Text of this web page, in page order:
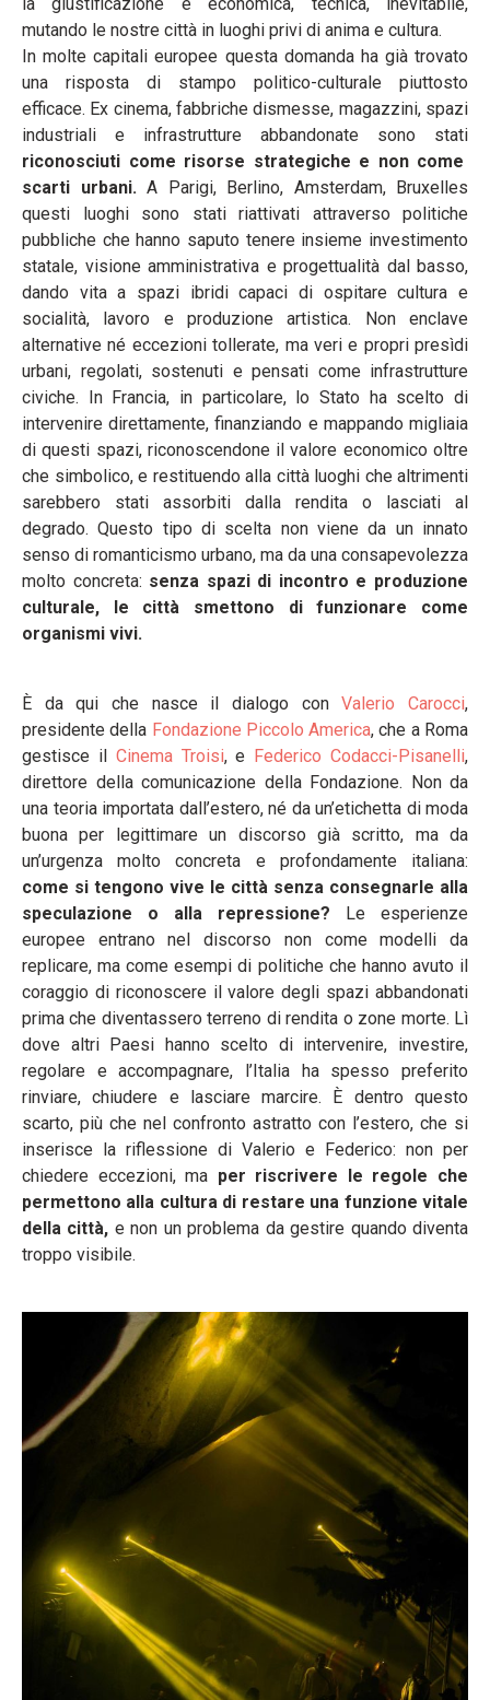
mutando le nostre città in luoghi privi di anima e cultura.
In molte capitali europee questa domanda ha già trovato
una risposta di stampo politico-culturale piuttosto
efficace. Ex cinema, fabbriche dismesse, magazzini, spazi
industriali e infrastrutture abbandonate sono stati
riconosciuti come risorse strategiche e non come
scarti urbani. A Parigi, Berlino, Amsterdam, Bruxelles
questi luoghi sono stati riattivati attraverso politiche
pubbliche che hanno saputo tenere insieme investimento
statale, visione amministrativa e progettualità dal basso,
dando vita a spazi ibridi capaci di ospitare cultura e
socialità, lavoro e produzione artistica. Non enclave
alternative né eccezioni tollerate, ma veri e propri presìdi
urbani, regolati, sostenuti e pensati come infrastrutture
civiche. In Francia, in particolare, lo Stato ha scelto di
intervenire direttamente, finanziando e mappando migliaia
di questi spazi, riconoscendone il valore economico oltre
che simbolico, e restituendo alla città luoghi che altrimenti
sarebbero stati assorbiti dalla rendita o lasciati al
degrado. Questo tipo di scelta non viene da un innato
senso di romanticismo urbano, ma da una consapevolezza
molto concreta: senza spazi di incontro e produzione
culturale, le città smettono di funzionare come
organismi vivi.
È da qui che nasce il dialogo conValerio Carocci,
presidente della Fondazione Piccolo America, che a Roma
gestisce il Cinema Troisi, e Federico Codacci-Pisanelli,
direttore della comunicazione della Fondazione. Non da
una teoria importata dall’estero, né da un’etichetta di moda
buona per legittimare un discorso già scritto, ma da
un’urgenza molto concreta e profondamente italiana:
come si tengono vive le città senza consegnarle alla
speculazione o alla repressione? Le esperienze
europee entrano nel discorso non come modelli da
replicare, ma come esempi di politiche che hanno avuto il
coraggio di riconoscere il valore degli spazi abbandonati
prima che diventassero terreno di rendita o zone morte. Lì
dove altri Paesi hanno scelto di intervenire, investire,
regolare e accompagnare, l’Italia ha spesso preferito
rinviare, chiudere e lasciare marcire. È dentro questo
scarto, più che nel confronto astratto con l’estero, che si
inserisce la riflessione di Valerio e Federico: non per
chiedere eccezioni, ma per riscrivere le regole che
permettono alla cultura di restare una funzione vitale
della città, e non un problema da gestire quando diventa
troppo visibile.